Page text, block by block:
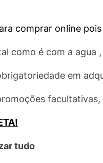
comprar online
como é com a agua
em
facultativas,
tudo